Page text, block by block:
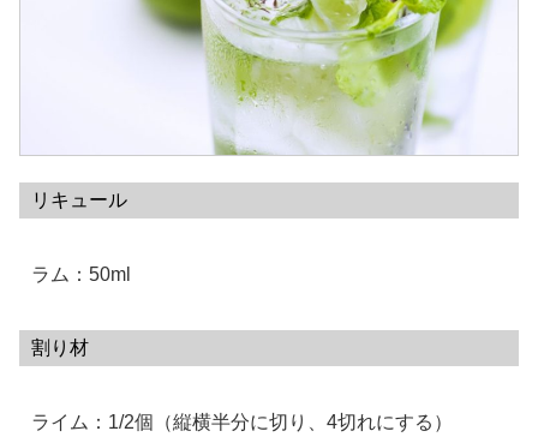
リキュール
ラム：50ml
割り材
ライム：1/2個（縦横半分に切り、4切れにする）